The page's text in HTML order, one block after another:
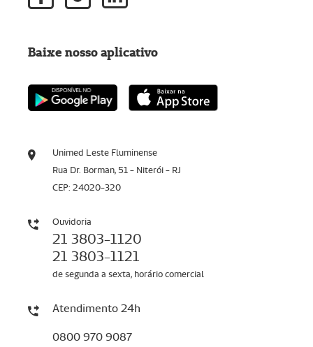
Unimed Leste Fluminense
Rua Dr. Borman, 51 - Niterói - RJ
CEP: 24020-320
Ouvidoria
21 3803-1120
21 3803-1121
de segunda a sexta, horário comercial
Atendimento 24h
0800 970 9087
Baixe nosso aplicativo